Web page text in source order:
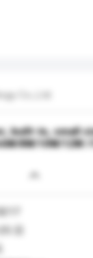
Co.,Ltd.
built-in, small
8W/10W/12W /